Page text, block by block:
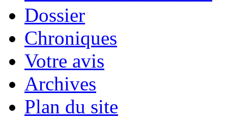
Dossier
Chroniques
Votre avis
Archives
Plan du site